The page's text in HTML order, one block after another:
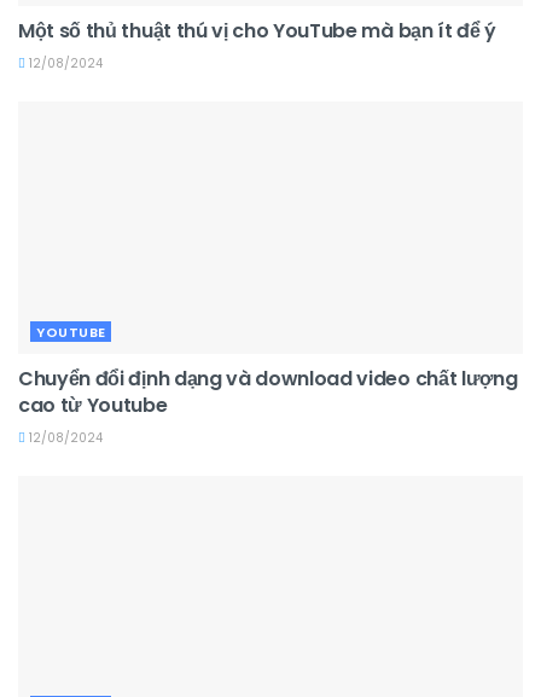
Một số thủ thuật thú vị cho YouTube mà bạn ít để ý
12/08/2024
YOUTUBE
Chuyển đổi định dạng và download video chất lượng
cao từ Youtube
12/08/2024